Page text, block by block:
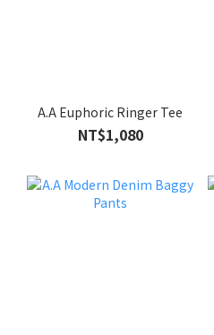
A.A Euphoric Ringer Tee
NT$1,080